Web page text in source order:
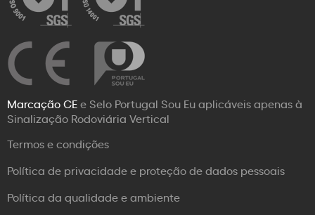
Marcação CEe Selo Portugal Sou Eu aplicáveis apenas à
Sinalização Rodoviária Vertical
Termos e condições
Política de privacidade e proteção de dados pessoais
Política da qualidade e ambiente